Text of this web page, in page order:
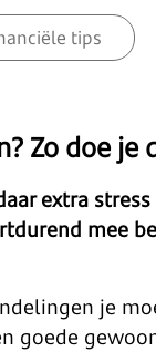
tips
Zo doe je
extra
mee
je
goede